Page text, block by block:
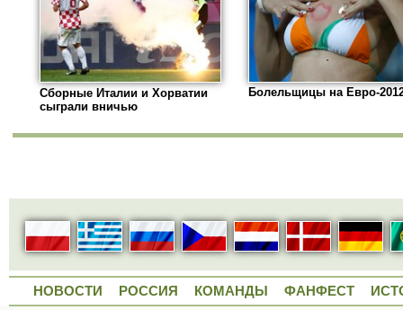
Сборные Италии и Хорватии
сыграли вничью
Болельщицы на Евро-
НОВОСТИ РОССИЯ КОМАНДЫ ФАНФЕСТ